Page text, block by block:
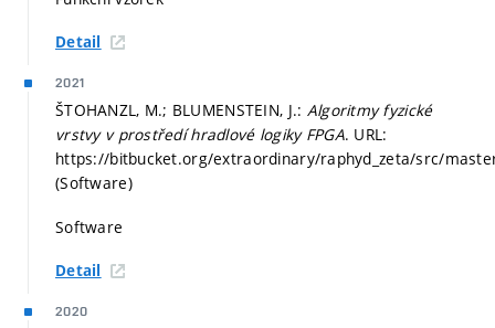
Detail
2021
ŠTOHANZL, M.; BLUMENSTEIN, J.: Algoritmy fyzické
vrstvy v prostředí hradlové logiky FPGA. URL:
https://bitbucket.org/extraordinary/raphyd_zeta/src/
(Software)
Software
Detail
2020